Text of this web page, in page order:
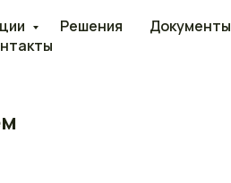
Решения Документы